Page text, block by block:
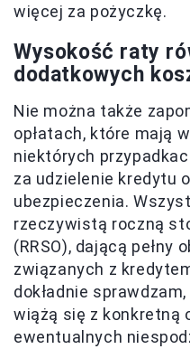
więcej za pożyczkę.
Wysokość raty
dodatkowych
Nie można także
opłatach, które mają
niektórych
za udzielenie kredytu
ubezpieczenia.
rzeczywistą roczną
(RRSO), dającą pełny
związanych z
dokładnie
wiążą się z konkretną
ewentualnych